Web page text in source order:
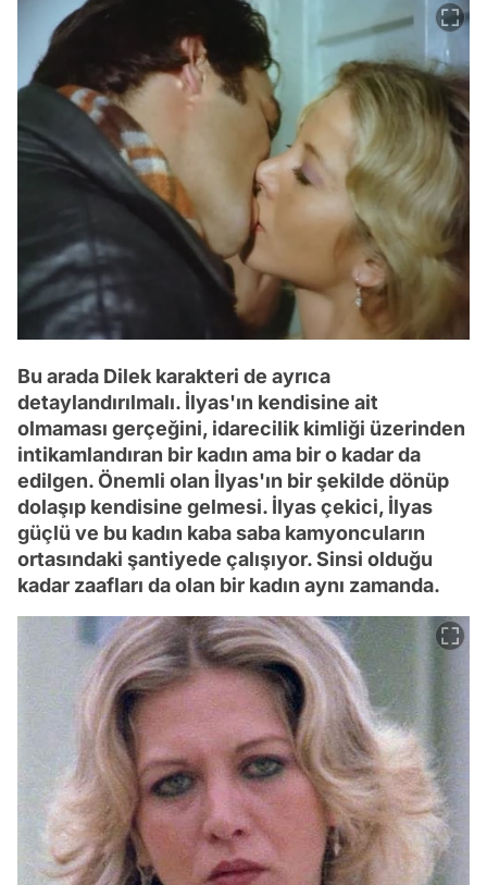
Bu arada Dilek karakteri de ayrıca
detaylandırılmalı. İlyas'ın kendisine ait
olmaması gerçeğini, idarecilik kimliği üzerinden
intikamlandıran bir kadın ama bir o kadar da
edilgen. Önemli olan İlyas'ın bir şekilde dönüp
dolaşıp kendisine gelmesi. İlyas çekici, İlyas
güçlü ve bu kadın kaba saba kamyoncuların
ortasındaki şantiyede çalışıyor. Sinsi olduğu
kadar zaafları da olan bir kadın aynı zamanda.